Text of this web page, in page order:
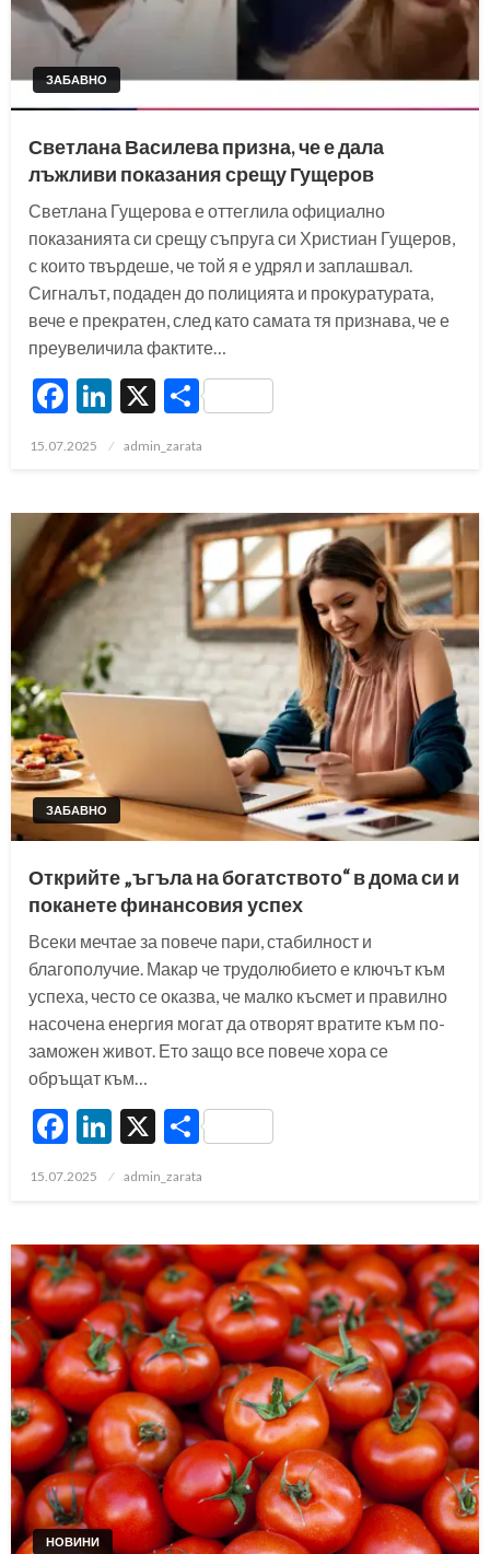
ЗАБАВНО
Светлана Василева призна, че е дала
лъжливи показания срещу Гущеров
Светлана Гущерова е оттеглила официално
показанията си срещу съпруга си Христиан Гущеров,
с които твърдеше, че той я е удрял и заплашвал.
Сигналът, подаден до полицията и прокуратурата,
вече е прекратен, след като самата тя признава, че е
преувеличила фактите…
Facebook
LinkedIn
X Share
Posted
15.07.2025 admin_zarata
ЗАБАВНО
Открийте „ъгъла на богатството“ в дома си и
поканете финансовия успех
Всеки мечтае за повече пари, стабилност и
благополучие. Макар че трудолюбието е ключът към
успеха, често се оказва, че малко късмет и правилно
насочена енергия могат да отворят вратите към по-
заможен живот. Ето защо все повече хора се
обръщат към…
Facebook
LinkedIn
X Share
Posted
15.07.2025 admin_zarata
НОВИНИ